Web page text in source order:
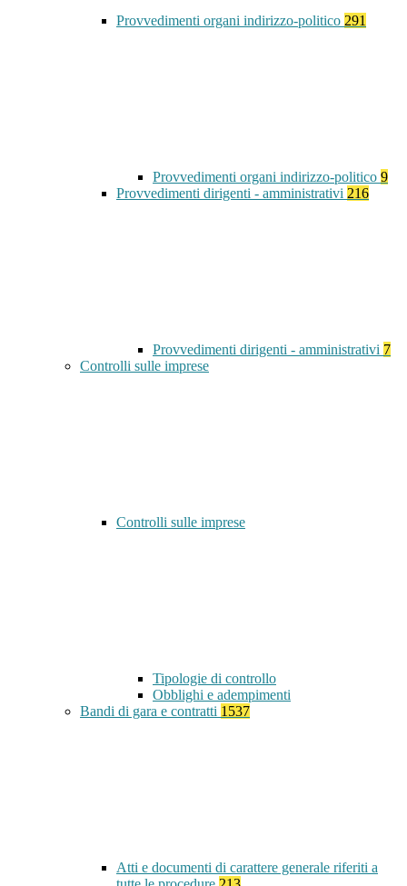
Provvedimenti organi indirizzo-politico 291
Provvedimenti organi indirizzo-politico 9
Provvedimenti dirigenti - amministrativi 216
Provvedimenti dirigenti - amministrativi 7
Controlli sulle imprese
Controlli sulle imprese
Tipologie di controllo
Obblighi e adempimenti
Bandi di gara e contratti 1537
Atti e documenti di carattere generale riferiti a